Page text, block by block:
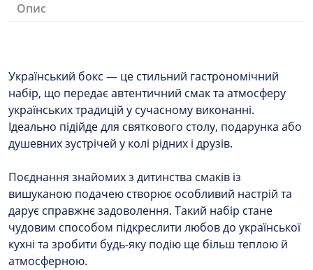
Опис
Український бокс — це стильний гастрономічний
набір, що передає автентичний смак та атмосферу
українських традицій у сучасному виконанні.
Ідеально підійде для святкового столу, подарунка або
душевних зустрічей у колі рідних і друзів.
Поєднання знайомих з дитинства смаків із
вишуканою подачею створює особливий настрій та
дарує справжнє задоволення. Такий набір стане
чудовим способом підкреслити любов до української
кухні та зробити будь-яку подію ще більш теплою й
атмосферною.